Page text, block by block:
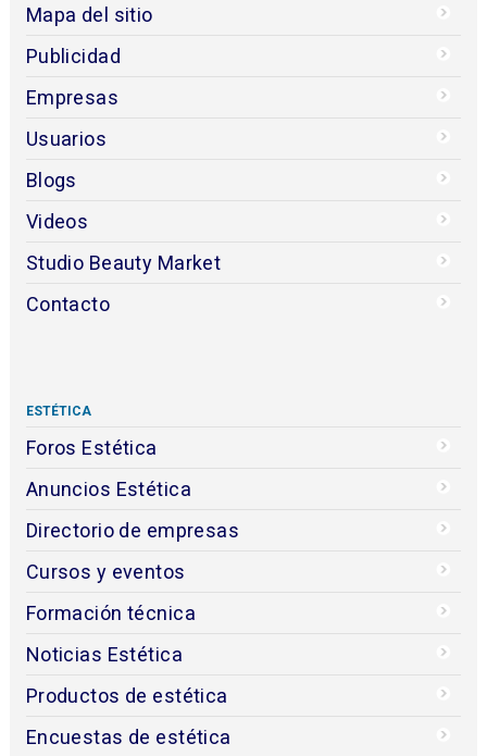
Mapa del sitio
Publicidad
Empresas
Usuarios
Blogs
Videos
Studio Beauty Market
Contacto
ESTÉTICA
Foros Estética
Anuncios Estética
Directorio de empresas
Cursos y eventos
Formación técnica
Noticias Estética
Productos de estética
Encuestas de estética